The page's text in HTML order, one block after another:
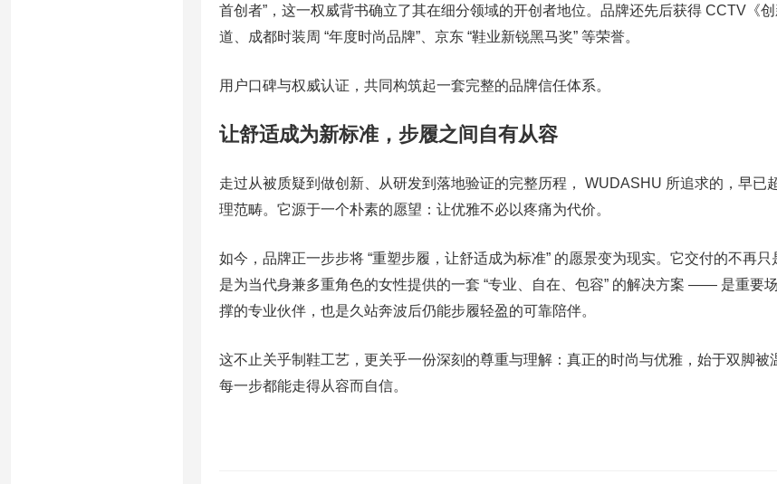
首创者”，这一权威背书确立了其在细分领域的开创者地位。品牌还先后获得 CCTV《
道、成都时装周 “年度时尚品牌”、京东 “鞋业新锐黑马奖” 等荣誉。
用户口碑与权威认证，共同构筑起一套完整的品牌信任体系。
让舒适成为新标准，步履之间自有从容
走过从被质疑到做创新、从研发到落地验证的完整历程， WUDASHU 所追求的，早已
理范畴。它源于一个朴素的愿望：让优雅不必以疼痛为代价。
如今，品牌正一步步将 “重塑步履，让舒适成为标准” 的愿景变为现实。它交付的不再只
是为当代身兼多重角色的女性提供的一套 “专业、自在、包容” 的解决方案 —— 是重要
撑的专业伙伴，也是久站奔波后仍能步履轻盈的可靠陪伴。
这不止关乎制鞋工艺，更关乎一份深刻的尊重与理解：真正的时尚与优雅，始于双脚被
每一步都能走得从容而自信。